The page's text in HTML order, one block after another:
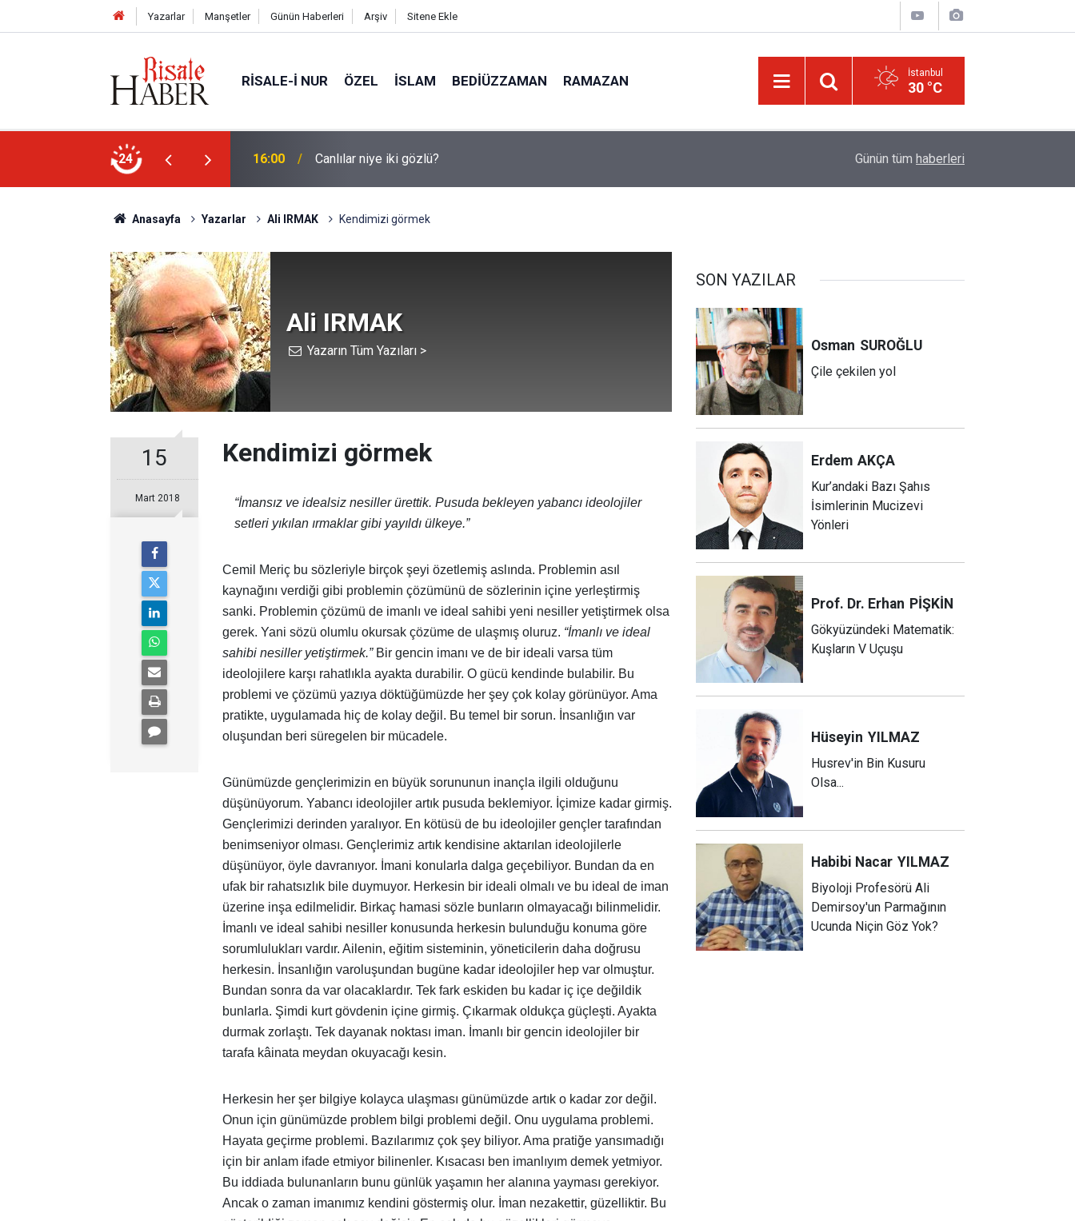
Yazarlar Manşetler Günün Haberleri Arşiv Sitene Ekle
RISALE-I NUR ÖZEL İSLAM BEDIÜZZAMAN RAMAZAN İstanbul
30 °C
24 15:35 Sosyal medya, derslerde başarısızlığa yol açıyor Günün tüm haberleri
Anasayfa Yazarlar Ali IRMAK Kendimizi görmek
Ali IRMAK
Yazarın Tüm Yazıları >
15
Mart 2018
Kendimizi görmek
“İmansız ve idealsiz nesiller ürettik. Pusuda bekleyen yabancı ideolojiler
setleri yıkılan ırmaklar gibi yayıldı ülkeye.”
Cemil Meriç bu sözleriyle birçok şeyi özetlemiş aslında. Problemin asıl
kaynağını verdiği gibi problemin çözümünü de sözlerinin içine yerleştirmiş
sanki. Problemin çözümü de imanlı ve ideal sahibi yeni nesiller yetiştirmek olsa
gerek. Yani sözü olumlu okursak çözüme de ulaşmış oluruz. “İmanlı ve ideal
sahibi nesiller yetiştirmek.”Bir gencin imanı ve de bir ideali varsa tüm
ideolojilere karşı rahatlıkla ayakta durabilir. O gücü kendinde bulabilir. Bu
problemi ve çözümü yazıya döktüğümüzde her şey çok kolay görünüyor. Ama
pratikte, uygulamada hiç de kolay değil. Bu temel bir sorun. İnsanlığın var
oluşundan beri süregelen bir mücadele.
Günümüzde gençlerimizin en büyük sorununun inançla ilgili olduğunu
düşünüyorum. Yabancı ideolojiler artık pusuda beklemiyor. İçimize kadar girmiş.
Gençlerimizi derinden yaralıyor. En kötüsü de bu ideolojiler gençler tarafından
benimseniyor olması. Gençlerimiz artık kendisine aktarılan ideolojilerle
düşünüyor, öyle davranıyor. İmani konularla dalga geçebiliyor. Bundan da en
ufak bir rahatsızlık bile duymuyor. Herkesin bir ideali olmalı ve bu ideal de iman
üzerine inşa edilmelidir. Birkaç hamasi sözle bunların olmayacağı bilinmelidir.
İmanlı ve ideal sahibi nesiller konusunda herkesin bulunduğu konuma göre
sorumlulukları vardır. Ailenin, eğitim sisteminin, yöneticilerin daha doğrusu
herkesin. İnsanlığın varoluşundan bugüne kadar ideolojiler hep var olmuştur.
Bundan sonra da var olacaklardır. Tek fark eskiden bu kadar iç içe değildik
bunlarla. Şimdi kurt gövdenin içine girmiş. Çıkarmak oldukça güçleşti. Ayakta
durmak zorlaştı. Tek dayanak noktası iman. İmanlı bir gencin ideolojiler bir
tarafa kâinata meydan okuyacağı kesin.
Herkesin her şer bilgiye kolayca ulaşması günümüzde artık o kadar zor değil.
Onun için günümüzde problem bilgi problemi değil. Onu uygulama problemi.
Hayata geçirme problemi. Bazılarımız çok şey biliyor. Ama pratiğe yansımadığı
için bir anlam ifade etmiyor bilinenler. Kısacası ben imanlıyım demek yetmiyor.
Bu iddiada bulunanların bunu günlük yaşamın her alanına yayması gerekiyor.
Ancak o zaman imanımız kendini göstermiş olur. İman nezakettir, güzelliktir. Bu
SON YAZILAR
Osman SUROĞLU
Çile çekilen yol
Erdem AKÇA
Kur’andaki Bazı Şahıs
İsimlerinin Mucizevi
Yönleri
Prof. Dr. Erhan PİŞKİN
Gökyüzündeki Matematik:
Kuşların V Uçuşu
Hüseyin YILMAZ
Husrev'in Bin Kusuru
Olsa...
Habibi Nacar YILMAZ
Biyoloji Profesörü Ali
Demirsoy'un Parmağının
Ucunda Niçin Göz Yok?